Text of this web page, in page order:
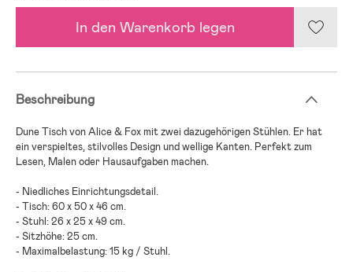
In den Warenkorb legen
Beschreibung
Dune Tisch von Alice & Fox mit zwei dazugehörigen Stühlen. Er hat
ein verspieltes, stilvolles Design und wellige Kanten. Perfekt zum
Lesen, Malen oder Hausaufgaben machen.
- Niedliches Einrichtungsdetail.
- Tisch: 60 x 50 x 46 cm.
- Stuhl: 26 x 25 x 49 cm.
- Sitzhöhe: 25 cm.
- Maximalbelastung: 15 kg / Stuhl.